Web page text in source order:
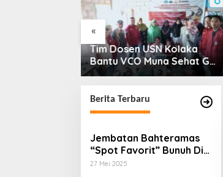
«
Tim Dosen USN Kolaka
Bantu VCO Muna Sehat Go
Nasional
Berita Terbaru
Jembatan Bahteramas
“Spot Favorit” Bunuh Diri
Remaja : Dari Ikon Kota
27 Mei 2025